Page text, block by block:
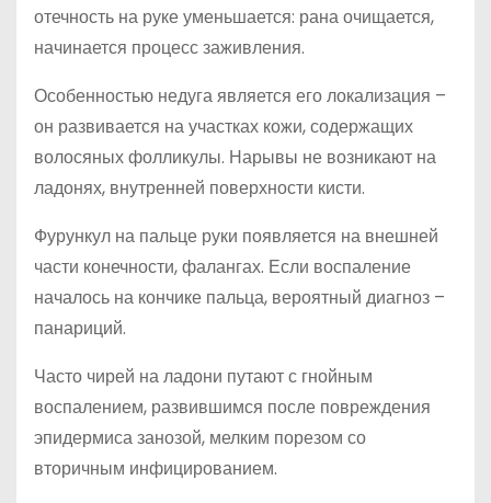
отечность на руке уменьшается: рана очищается,
начинается процесс заживления.
Особенностью недуга является его локализация –
он развивается на участках кожи, содержащих
волосяных фолликулы. Нарывы не возникают на
ладонях, внутренней поверхности кисти.
Фурункул на пальце руки появляется на внешней
части конечности, фалангах. Если воспаление
началось на кончике пальца, вероятный диагноз –
панариций.
Часто чирей на ладони путают с гнойным
воспалением, развившимся после повреждения
эпидермиса занозой, мелким порезом со
вторичным инфицированием.